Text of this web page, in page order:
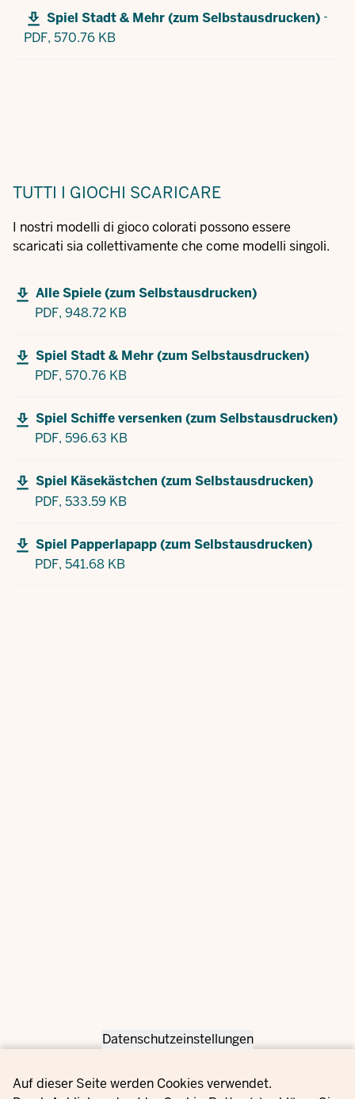
Privacy settings
Datenschutzeinstellungen
Auf dieser Seite werden Cookies verwendet.
Spiel Stadt & Mehr (zum Selbstausdrucken) -
PDF, 570.76 KB
TUTTI I GIOCHI SCARICARE
I nostri modelli di gioco colorati possono essere
scaricati sia collettivamente che come modelli singoli.
Alle Spiele (zum Selbstausdrucken)
PDF, 948.72 KB
Spiel Stadt & Mehr (zum Selbstausdrucken)
PDF, 570.76 KB
Spiel Schiffe versenken (zum Selbstausdrucken)
PDF, 596.63 KB
Spiel Käsekästchen (zum Selbstausdrucken)
PDF, 533.59 KB
Spiel Papperlapapp (zum Selbstausdrucken)
PDF, 541.68 KB